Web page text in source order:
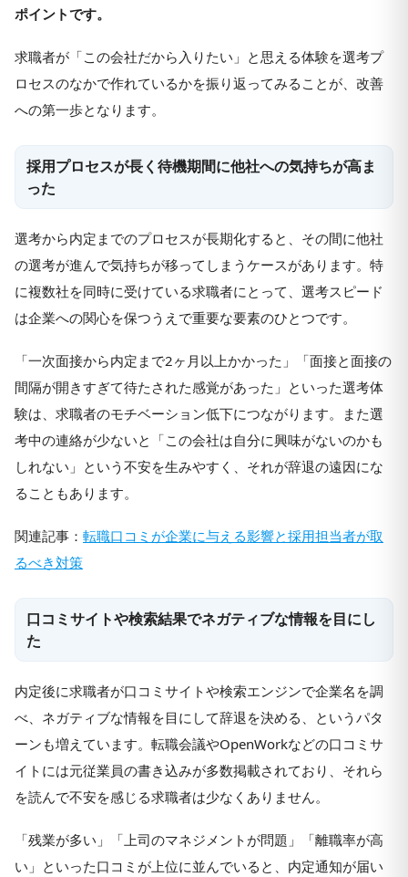
ポイントです。
求職者が「この会社だから入りたい」と思える体験を選考プ
ロセスのなかで作れているかを振り返ってみることが、改善
への第一歩となります。
採用プロセスが長く待機期間に他社への気持ちが高ま
った
選考から内定までのプロセスが長期化すると、その間に他社
の選考が進んで気持ちが移ってしまうケースがあります。特
に複数社を同時に受けている求職者にとって、選考スピード
は企業への関心を保つうえで重要な要素のひとつです。
「一次面接から内定まで2ヶ月以上かかった」「面接と面接の
間隔が開きすぎて待たされた感覚があった」といった選考体
験は、求職者のモチベーション低下につながります。また選
考中の連絡が少ないと「この会社は自分に興味がないのかも
しれない」という不安を生みやすく、それが辞退の遠因にな
ることもあります。
関連記事： 転職口コミが企業に与える影響と採用担当者が取
るべき対策
口コミサイトや検索結果でネガティブな情報を目にし
た
内定後に求職者が口コミサイトや検索エンジンで企業名を調
べ、ネガティブな情報を目にして辞退を決める、というパタ
ーンも増えています。転職会議やOpenWorkなどの口コミサ
イトには元従業員の書き込みが多数掲載されており、それら
を読んで不安を感じる求職者は少なくありません。
「残業が多い」「上司のマネジメントが問題」「離職率が高
い」といった口コミが上位に並んでいると、内定通知が届い